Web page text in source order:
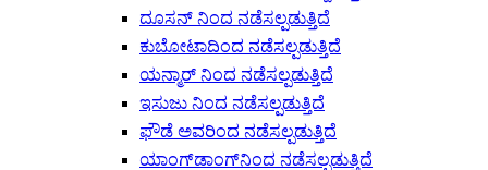
ದೂಸನ್ ನಿಂದ ನಡೆಸಲ್ಪಡುತ್ತಿದೆ
ಕುಬೋಟಾದಿಂದ ನಡೆಸಲ್ಪಡುತ್ತಿದೆ
ಯನ್ಮಾರ್ ನಿಂದ ನಡೆಸಲ್ಪಡುತ್ತಿದೆ
ಇಸುಜು ನಿಂದ ನಡೆಸಲ್ಪಡುತ್ತಿದೆ
ಫೌಡೆ ಅವರಿಂದ ನಡೆಸಲ್ಪಡುತ್ತಿದೆ
ಯಾಂಗ್‌ಡಾಂಗ್‌ನಿಂದ ನಡೆಸಲ್ಪಡುತ್ತಿದೆ